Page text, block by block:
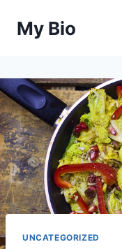
My Bio
UNCATEGORIZED